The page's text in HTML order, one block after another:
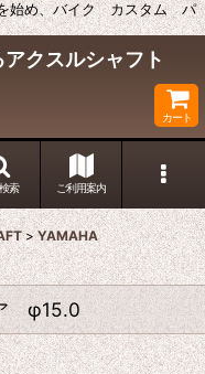
始め、バイク カスタム パ
クスルシャフト
カート
索 ご利用案内
> YAMAHA
φ15.0